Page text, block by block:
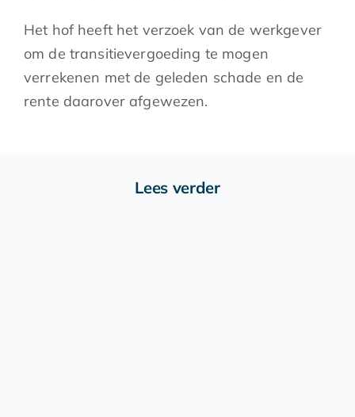
Het hof heeft het verzoek van de werkgever
om de transitievergoeding te mogen
verrekenen met de geleden schade en de
rente daarover afgewezen.
Lees verder